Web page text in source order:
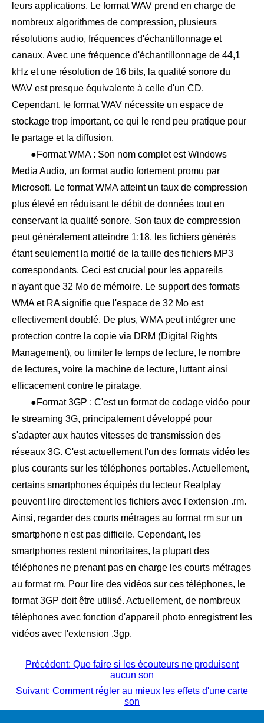
leurs applications. Le format WAV prend en charge de
nombreux algorithmes de compression, plusieurs
résolutions audio, fréquences d'échantillonnage et
canaux. Avec une fréquence d'échantillonnage de 44,1
kHz et une résolution de 16 bits, la qualité sonore du
WAV est presque équivalente à celle d'un CD.
Cependant, le format WAV nécessite un espace de
stockage trop important, ce qui le rend peu pratique pour
le partage et la diffusion.
●Format WMA : Son nom complet est Windows
Media Audio, un format audio fortement promu par
Microsoft. Le format WMA atteint un taux de compression
plus élevé en réduisant le débit de données tout en
conservant la qualité sonore. Son taux de compression
peut généralement atteindre 1:18, les fichiers générés
étant seulement la moitié de la taille des fichiers MP3
correspondants. Ceci est crucial pour les appareils
n'ayant que 32 Mo de mémoire. Le support des formats
WMA et RA signifie que l'espace de 32 Mo est
effectivement doublé. De plus, WMA peut intégrer une
protection contre la copie via DRM (Digital Rights
Management), ou limiter le temps de lecture, le nombre
de lectures, voire la machine de lecture, luttant ainsi
efficacement contre le piratage.
●Format 3GP : C'est un format de codage vidéo pour
le streaming 3G, principalement développé pour
s'adapter aux hautes vitesses de transmission des
réseaux 3G. C'est actuellement l'un des formats vidéo les
plus courants sur les téléphones portables. Actuellement,
certains smartphones équipés du lecteur Realplay
peuvent lire directement les fichiers avec l'extension .rm.
Ainsi, regarder des courts métrages au format rm sur un
smartphone n'est pas difficile. Cependant, les
smartphones restent minoritaires, la plupart des
téléphones ne prenant pas en charge les courts métrages
au format rm. Pour lire des vidéos sur ces téléphones, le
format 3GP doit être utilisé. Actuellement, de nombreux
téléphones avec fonction d'appareil photo enregistrent les
vidéos avec l'extension .3gp.
Précédent: Que faire si les écouteurs ne produisent
aucun son
Suivant: Comment régler au mieux les effets d'une carte
son